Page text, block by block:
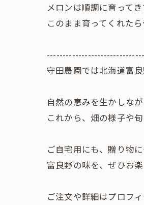
メロンは順調に育ってき
このまま育ってくれた
守田農園では北海道富
自然の恵みを生かしな
これから、畑の様子や
ご自宅用にも、贈り物に
富良野の味を、ぜひお楽
ご注文や詳細はプロフ